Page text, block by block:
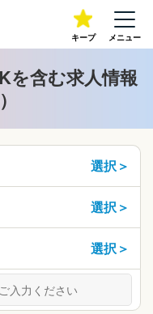
キープ メニュー
を含む求人情報
選択＞
選択＞
選択＞